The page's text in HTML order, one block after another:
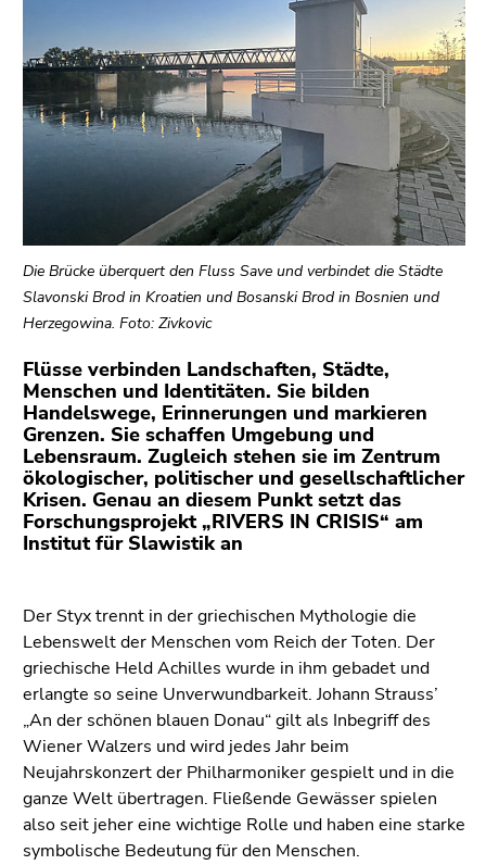
Link.
Zum
Inhalt
(Zugriffstaste
Positionsanzeige
(Zugriffstaste
2)
Zur
Hauptnavigation
(Zugriffstaste
3)
Zu
den
Zusatzinformationen
(Zugriffstaste
5)
Zu
(Benutzer/Sprache)
(Zugriffstaste
8)
Zur
Suche
(Zugriffstaste
9)
Die Brücke überquert den Fluss Save und verbindet die Städte
Slavonski Brod in Kroatien und Bosanski Brod in Bosnien und
Herzegowina. Foto: Zivkovic
Flüsse verbinden Landschaften, Städte,
Menschen und Identitäten. Sie bilden
Handelswege, Erinnerungen und markieren
Grenzen. Sie schaffen Umgebung und
Lebensraum. Zugleich stehen sie im Zentrum
ökologischer, politischer und gesellschaftlicher
Krisen. Genau an diesem Punkt setzt das
Forschungsprojekt „RIVERS IN CRISIS“ am
Institut für Slawistik an
Der Styx trennt in der griechischen Mythologie die
Lebenswelt der Menschen vom Reich der Toten. Der
griechische Held Achilles wurde in ihm gebadet und
erlangte so seine Unverwundbarkeit. Johann Strauss’
„An der schönen blauen Donau“ gilt als Inbegriff des
Wiener Walzers und wird jedes Jahr beim
Neujahrskonzert der Philharmoniker gespielt und in die
ganze Welt übertragen. Fließende Gewässer spielen
also seit jeher eine wichtige Rolle und haben eine starke
symbolische Bedeutung für den Menschen.